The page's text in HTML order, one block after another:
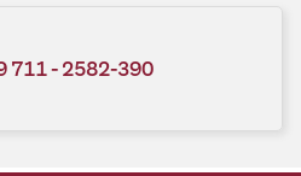
711 - 2582-390